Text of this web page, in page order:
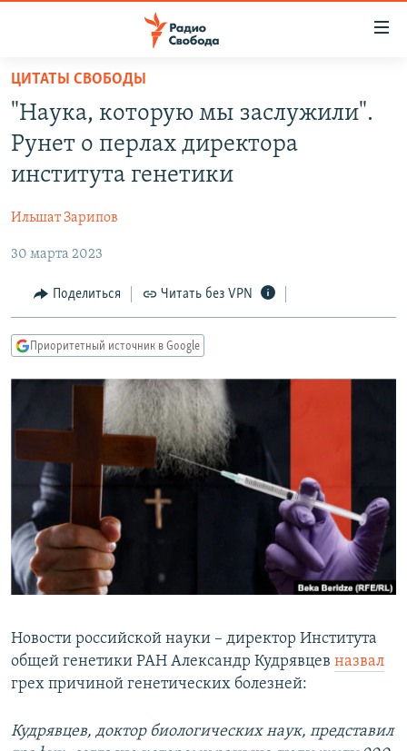
упрощенного
доступа
Вернуться
основному
Вернутся
навигации
Вернутся
поиску
ПРОГРАММЫ
ПОДКАСТЫ
АВТОРСКИЕ ПРОЕКТЫ
МНЕНИЯ
КУЛЬТУРА
IDEL.РЕАЛИИ
СЕВЕР.РЕАЛИИ
СИБИРЬ.РЕАЛИИ
РАСПИСАНИЕ ВЕЩАНИЯ
ПОДПИШИТЕСЬ НА РАССЫЛКУ
СОЦИАЛЬНЫЕ СЕТИ
Все сайты РСЕ/РС
ЦИТАТЫ СВОБОДЫ
"Наука, которую мы заслужили".
Рунет о перлах директора
института генетики
Ильшат Зарипов
30 марта 2023
Поделиться Читать без VPN
Приоритетный источник в Google
Новости российской науки – директор Института
общей генетики РАН Александр Кудрявцев назвал
грех причиной генетических болезней:
Кудрявцев, доктор биологических наук, представил